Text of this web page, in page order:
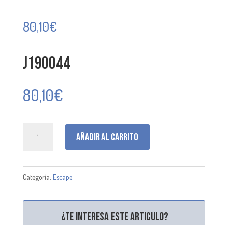
80,10€
J190044
80,10€
Añadir al carrito
Categoría: Escape
¿Te interesa este articulo?